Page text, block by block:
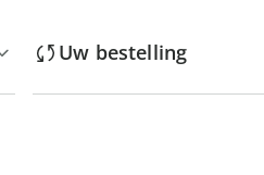
Uw bestelling